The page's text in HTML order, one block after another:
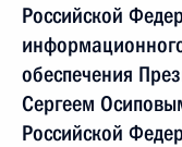
Российской
обеспечения
Сергеем
Российской